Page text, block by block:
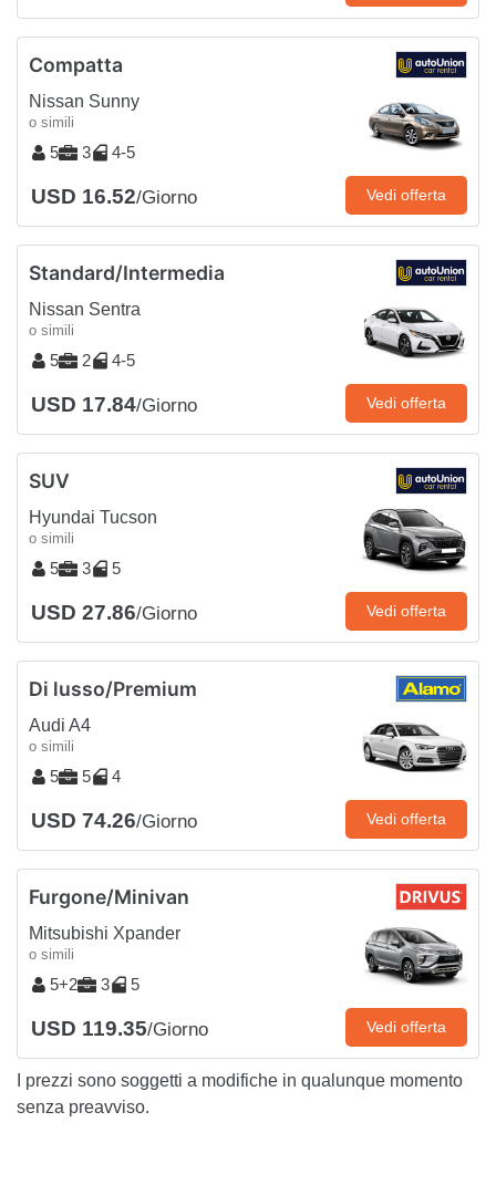
Compatta
Nissan Sunny
o simili
5 3 4-5
USD 16.52/Giorno Vedi offerta
Standard/Intermedia
Nissan Sentra
o simili
5 2 4-5
USD 17.84/Giorno Vedi offerta
SUV
Hyundai Tucson
o simili
5 3 5
USD 27.86/Giorno Vedi offerta
Di lusso/Premium
Audi A4
o simili
5 5 4
USD 74.26/Giorno Vedi offerta
Furgone/Minivan
Mitsubishi Xpander
o simili
5+2 3 5
USD 119.35/Giorno Vedi offerta
I prezzi sono soggetti a modifiche in qualunque momento
senza preavviso.